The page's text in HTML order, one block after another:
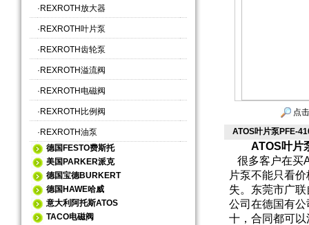
· REXROTH放大器
· REXROTH叶片泵
· REXROTH齿轮泵
· REXROTH溢流阀
· REXROTH电磁阀
· REXROTH比例阀
· REXROTH油泵
德国FESTO费斯托
美国PARKER派克
德国宝德BURKERT
德国HAWE哈威
意大利阿托斯ATOS
TACO电磁阀
点
ATOS叶片泵PFE-
ATOS叶片
很多客户在买
片泵不能只看
失。东莞市广
公司在德国有
十，合同都可